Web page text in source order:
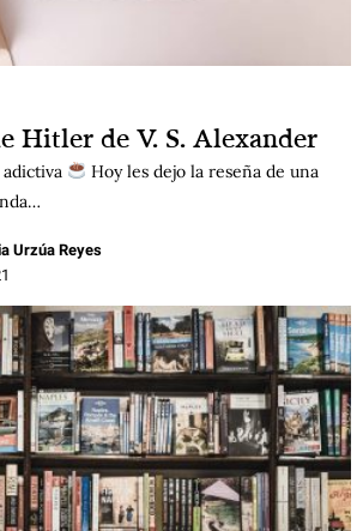
Hitler de V. S. Alexander
Hoy les dejo la reseña de una
Urzúa Reyes